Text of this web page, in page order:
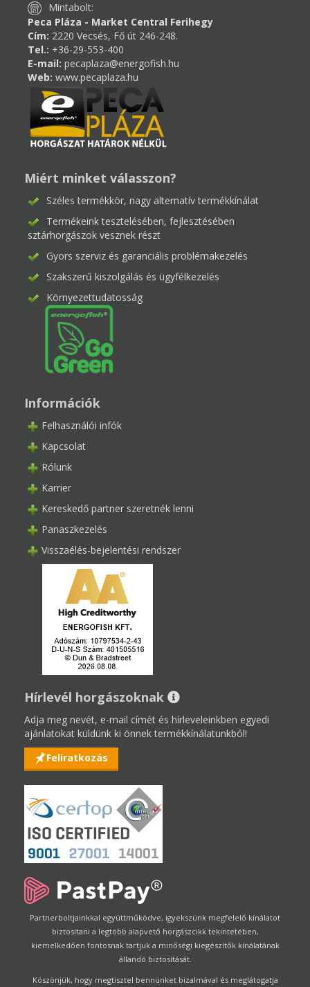
Mintabolt:
Peca Pláza - Market Central Ferihegy
Cím: 2220 Vecsés, Fő út 246-248.
Tel.: +36-29-553-400
E-mail: pecaplaza@energofish.hu
Web: www.pecaplaza.hu
Miért minket válasszon?
Széles termékkör, nagy alternatív termékkínálat
Termékeink tesztelésében, fejlesztésében
sztárhorgászok vesznek részt
Gyors szerviz és garanciális problémakezelés
Szakszerű kiszolgálás és ügyfélkezelés
Környezettudatosság
Információk
Felhasználói infók
Kapcsolat
Rólunk
Karrier
Kereskedő partner szeretnék lenni
Panaszkezelés
Visszaélés-bejelentési rendszer
Hírlevél horgászoknak
Adja meg nevét, e-mail címét és hírleveleinkben egyedi
ajánlatokat küldünk ki önnek termékkínálatunkból!
Feliratkozás
Partnerboltjainkkal együttműködve, igyekszünk megfelelő kínálatot
biztosítani a legtöbb alapvető horgászcikk tekintetében,
kiemelkedően fontosnak tartjuk a minőségi kiegészítők kínálatának
állandó biztosítását.
Köszönjük, hogy megtisztel bennünket bizalmával és meglátogatja